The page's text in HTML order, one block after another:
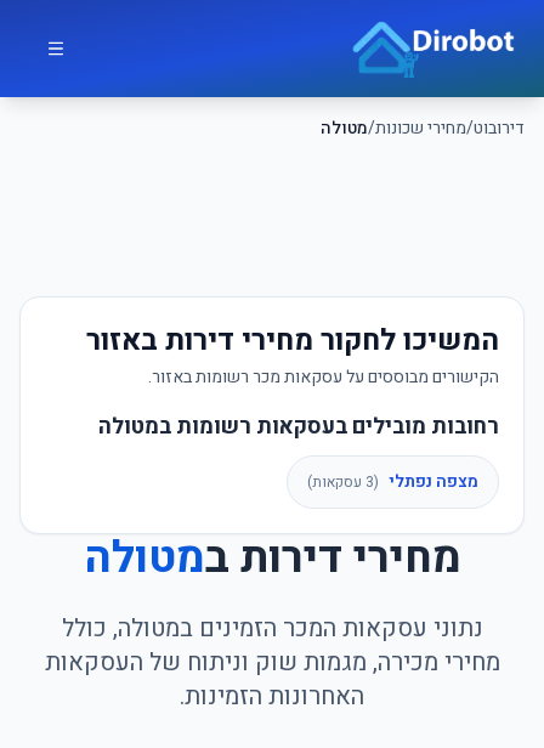
דירובוט/מחירי שכונות/מטולה
דירובוט
המשיכו לחקור מחירי דירות באזור
הקישורים מבוססים על עסקאות מכר רשומות באזור.
רחובות מובילים בעסקאות רשומות במטולה
מצפה נפתלי (
3 עסקאות)
מחירי דירות במטולה
נתוני עסקאות המכר הזמינים במטולה, כולל
מחירי מכירה, מגמות שוק וניתוח של העסקאות
האחרונות הזמינות.